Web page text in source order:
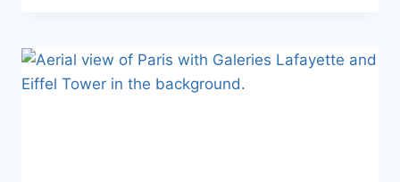
?